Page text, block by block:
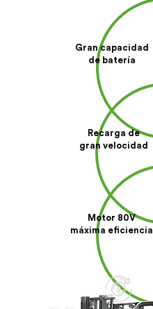
Gran capacidad
de batería
Recarga de
gran velocidad
Motor 80V
máxima eficiencia